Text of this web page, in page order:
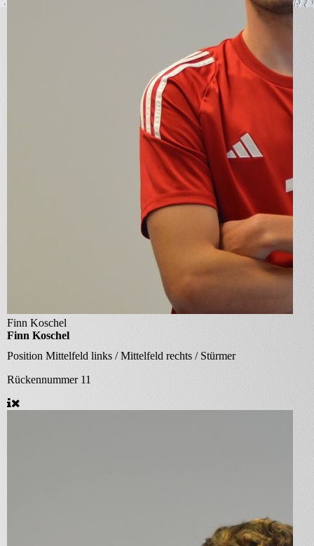
Finn Koschel
Finn Koschel
Position Mittelfeld links / Mittelfeld rechts / Stürmer
Rückennummer 11